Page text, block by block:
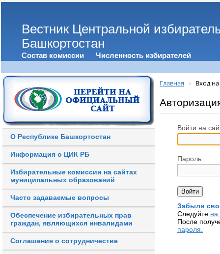
Вестник Центральной
Башкортостан
Состав комиссии Численность избирателей
О Республике Башкортостан
Информация о ЦИК РБ
Избирательные комиссии на сайтах
муниципальных образований
Часто задаваемые вопросы
Обеспечение избирательных прав
граждан, являющихся инвалидами
Соглашения о сотрудничестве
Главная Вход на
Войти на
Пароль
Забыли
Следуйте на
После
пароля.